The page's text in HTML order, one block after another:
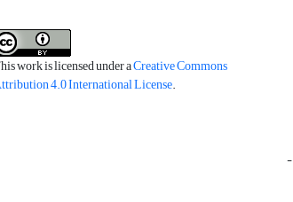
1392-
work is licensed under aCreative Commons
4.0 International License.